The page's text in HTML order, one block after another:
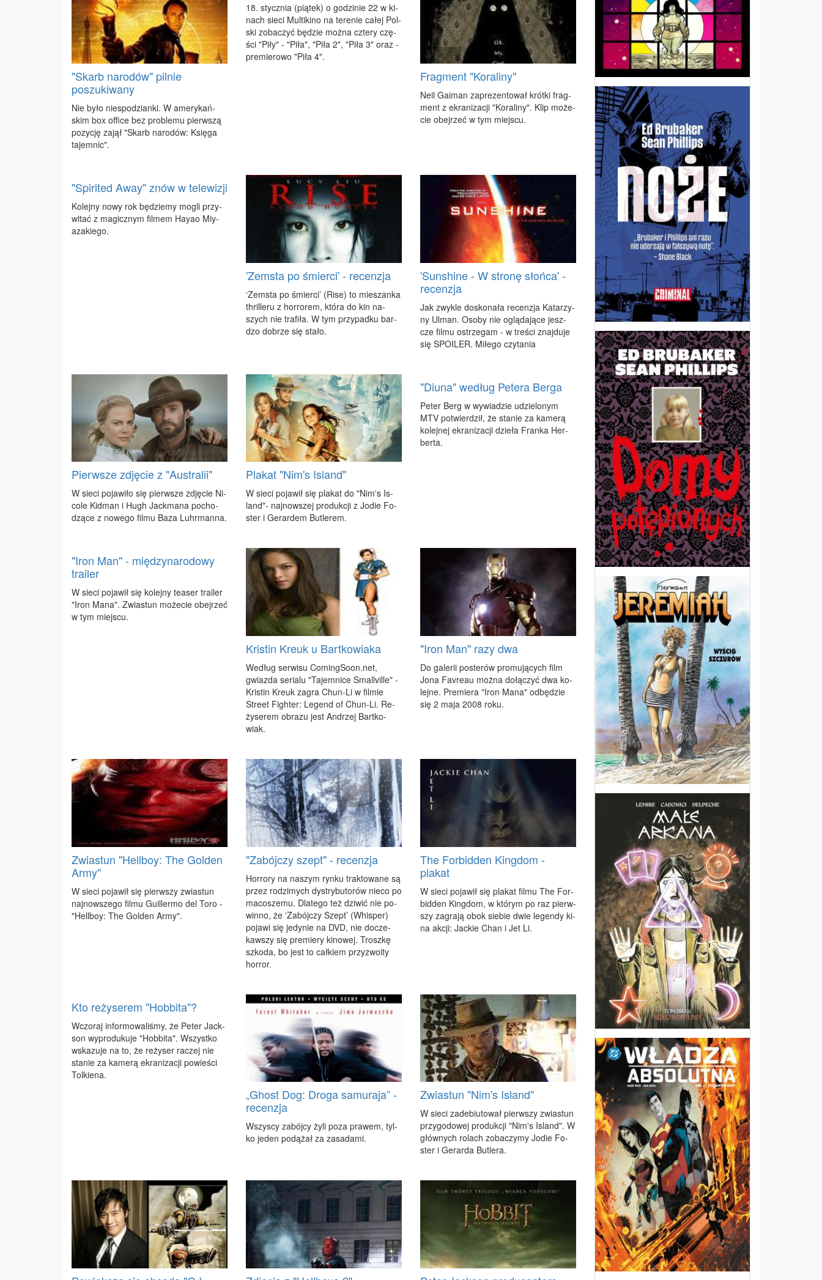
"Skarb narodów" pilnie
poszukiwany
Nie by­ło nie­spo­dzian­ki. W ame­ry­kań­
skim box of­fi­ce bez pro­ble­mu pierw­szą
po­zy­cję za­jął "Skarb na­ro­dów: Księ­ga
ta­jem­nic".
18. stycz­nia (pią­tek) o go­dzi­nie 22 w ki­
nach sie­ci Mul­ti­ki­no na te­re­nie ca­łej Pol­
ski zo­ba­czyć bę­dzie moż­na czte­ry czę­
ści "Pi­ły" - "Pi­ła", "Pi­ła 2", "Pi­ła 3" oraz -
pre­mie­ro­wo "Pi­ła 4".
Fragment "Koraliny"
Ne­il Ga­iman za­pre­zen­to­wał krót­ki frag­
ment z ekra­ni­za­cji "Ko­ra­li­ny". Klip mo­że­
cie obej­rzeć w tym miej­scu.
"Spirited Away" znów w telewizji
Ko­lej­ny no­wy rok bę­dzie­my mo­gli przy­
wi­tać z ma­gicz­nym fil­mem Hay­ao Miy­
aza­kie­go.
'Zemsta po śmierci' - recenzja
‘Ze­msta po śmier­ci’ (Ri­se) to mie­szan­ka
thril­le­ru z hor­ro­rem, któ­ra do kin na­
szych nie tra­fi­ła. W tym przy­pad­ku bar­
dzo do­brze się sta­ło.
'Sunshine - W stronę słońca' -
recenzja
Jak zwy­kle do­sko­na­ła re­cen­zja Ka­ta­rzy­
ny Ulman. Oso­by nie oglą­da­ją­ce jesz­
cze fil­mu ostrze­gam - w tre­ści znaj­du­je
się SPO­ILER. Mi­łe­go czy­ta­nia
Pierwsze zdjęcie z "Australii"
W sie­ci po­ja­wi­ło się pierw­sze zdję­cie Ni­
co­le Kid­man i Hugh Jack­ma­na po­cho­
dzą­ce z no­we­go fil­mu Ba­za Luhr­man­na.
Plakat "Nim's Island"
W sie­ci po­ja­wił się pla­kat do "Nim's Is­
land"- naj­now­szej pro­duk­cji z Jo­die Fo­
ster i Ge­rar­dem Bu­tle­rem.
"Diuna" według Petera Berga
Pe­ter Berg w wy­wia­dzie udzie­lo­nym
MTV po­twier­dził, że sta­nie za ka­me­rą
ko­lej­nej ekra­ni­za­cji dzie­ła Fran­ka Her­
ber­ta.
"Iron Man" - międzynarodowy
trailer
W sie­ci po­ja­wił się ko­lej­ny te­aser tra­iler
"Iron Ma­na". Zwia­stun mo­że­cie obej­rzeć
w tym miej­scu.
Kristin Kreuk u Bartkowiaka
We­dług ser­wi­su Com​ingS​oon.​net,
gwiaz­da se­ria­lu "Ta­jem­ni­ce Smal­lvil­le" -
Kri­stin Kreuk za­gra Chun-Li w fil­mie
Stre­et Fi­gh­ter: Le­gend of Chun-Li. Re­
ży­se­rem ob­ra­zu jest An­drzej Bart­ko­
wiak.
"Iron Man" razy dwa
Do ga­le­rii po­ste­rów pro­mu­ją­cych film
Jo­na Fa­vre­au moż­na do­łą­czyć dwa ko­
lej­ne. Pre­mie­ra "Iron Ma­na" od­bę­dzie
się 2 ma­ja 2008 ro­ku.
Zwiastun "Hellboy: The Golden
Army"
W sie­ci po­ja­wił się pierw­szy zwia­stun
naj­now­sze­go fil­mu Gu­il­ler­mo del To­ro -
"Hel­l­boy: The Gol­den Ar­my".
"Zabójczy szept" - recenzja
Hor­ro­ry na na­szym ryn­ku trak­to­wa­ne są
przez ro­dzi­mych dys­try­bu­to­rów nie­co po
ma­co­sze­mu. Dla­te­go też dzi­wić nie po­
win­no, że ‘Za­bój­czy Szept’ (Whi­sper)
po­ja­wi się je­dy­nie na DVD, nie do­cze­
kaw­szy się pre­mie­ry ki­no­wej. Trosz­kę
szko­da, bo jest to cał­kiem przy­zwo­ity
hor­ror.
The Forbidden Kingdom -
plakat
W sie­ci po­ja­wił się pla­kat fil­mu The For­
bid­den King­dom, w któ­rym po raz pierw­
szy za­gra­ją obok sie­bie dwie le­gen­dy ki­
na ak­cji: Jac­kie Chan i Jet Li.
Kto reżyserem "Hobbita"?
Wczo­raj in­for­mo­wa­li­śmy, że Pe­ter Jack­
son wy­pro­du­ku­je "Hob­bi­ta". Wszyst­ko
wska­zu­je na to, że re­ży­ser ra­czej nie
sta­nie za ka­me­rą ekra­ni­za­cji po­wie­ści
Tol­kie­na.
„Ghost Dog: Droga samuraja” -
recenzja
Wszy­scy za­bój­cy ży­li po­za pra­wem, tyl­
ko je­den po­dą­żał za za­sa­da­mi.
Zwiastun "Nim's Island"
W sie­ci za­de­biu­to­wał pierw­szy zwia­stun
przy­go­do­wej pro­duk­cji "Nim's Is­land". W
głów­nych ro­lach zo­ba­czy­my Jo­die Fo­
ster i Ge­rar­da Bu­tle­ra.